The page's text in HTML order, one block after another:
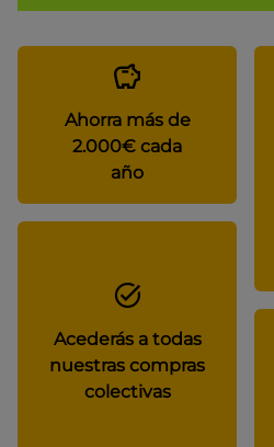
Ahorra más de
2.000€ cada
año
Acederás a todas
nuestras compras
colectivas